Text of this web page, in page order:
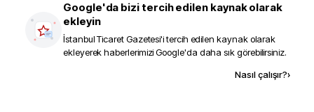
Google'da bizi tercih edilen kaynak olarak
ekleyin
İstanbul Ticaret Gazetesi'i tercih edilen kaynak olarak
ekleyerek haberlerimizi Google'da daha sık görebilirsiniz.
Nasıl çalışır?›